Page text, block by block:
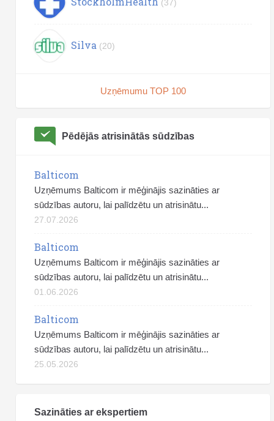
(37)
Silva (20)
Uzņēmumu TOP 100
Pēdējās atrisinātās sūdzības
Balticom
Uzņēmums Balticom ir mēģinājis sazināties ar
sūdzības autoru, lai palīdzētu un atrisinātu...
27.07.2026
Balticom
Uzņēmums Balticom ir mēģinājis sazināties ar
sūdzības autoru, lai palīdzētu un atrisinātu...
01.06.2026
Balticom
Uzņēmums Balticom ir mēģinājis sazināties ar
sūdzības autoru, lai palīdzētu un atrisinātu...
25.05.2026
Sazināties ar ekspertiem